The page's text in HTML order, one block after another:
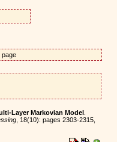
page
Layer Markovian Model.
, 18(10): pages 2303-2315,